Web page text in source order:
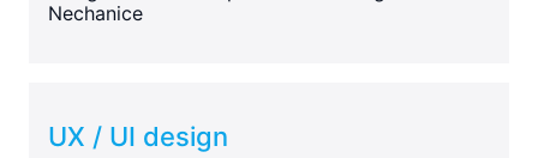
Nechanice
UX / UI design